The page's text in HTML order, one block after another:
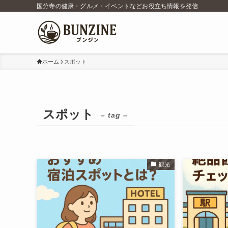
国分寺の健康・グルメ・イベントなどお役立ち情報を発信
ホーム スポット
スポット – tag –
観光